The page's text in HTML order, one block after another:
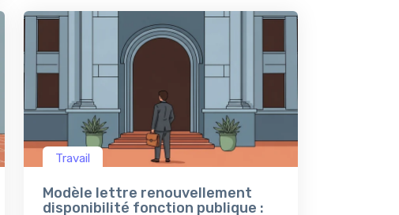
Travail
Modèle lettre renouvellement
disponibilité fonction publique :